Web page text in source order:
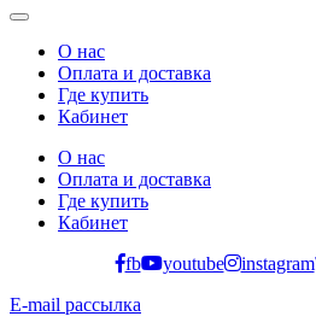
Categories
О нас
Оплата и доставка
Где купить
Кабинет
О нас
Оплата и доставка
Где купить
Кабинет
fb
youtube instagram
E-mail рассылка